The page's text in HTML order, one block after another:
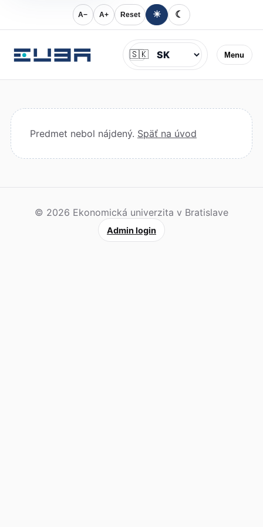
A− A+ Reset ☀ ☾
Menu
Jazyk
🇸🇰
Predmet nebol nájdený. Späť na úvod
© 2026 Ekonomická univerzita v Bratislave
Admin login